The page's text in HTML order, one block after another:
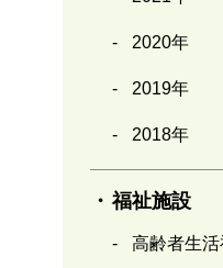
2020年
2019年
2018年
福祉施設
高齢者生